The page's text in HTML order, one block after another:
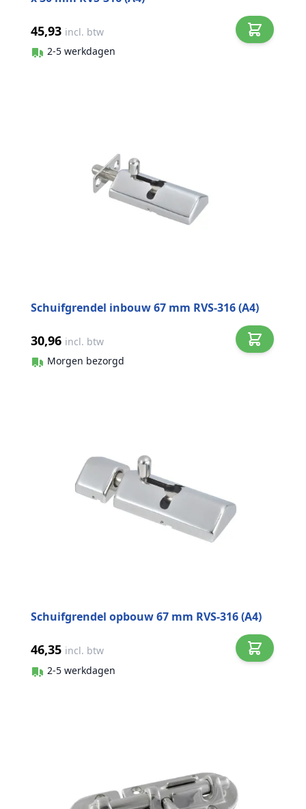
45,93 incl. btw
2-5 werkdagen
Schuifgrendel inbouw 67 mm RVS-316 (A4)
30,96 incl. btw
Morgen bezorgd
Schuifgrendel opbouw 67 mm RVS-316 (A4)
46,35 incl. btw
2-5 werkdagen